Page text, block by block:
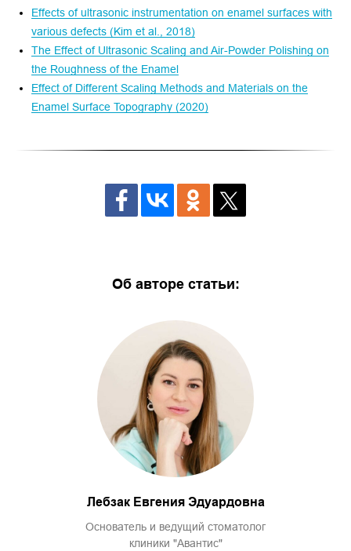
Effects of ultrasonic instrumentation on enamel surfaces with
various defects (Kim et al., 2018)
The Effect of Ultrasonic Scaling and Air-Powder Polishing on
the Roughness of the Enamel
Effect of Different Scaling Methods and Materials on the
Enamel Surface Topography (2020)
Об авторе статьи:
Лебзак Евгения Эдуардовна
Основатель и ведущий стоматолог
клиники "Авантис"